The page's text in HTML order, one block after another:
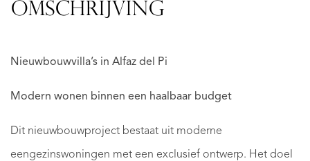
OMSCHRIJVING
Nieuwbouwvilla’s in Alfaz del Pi
Modern wonen binnen een haalbaar budget
Dit nieuwbouwproject bestaat uit moderne
eengezinswoningen met een exclusief ontwerp. Het doel